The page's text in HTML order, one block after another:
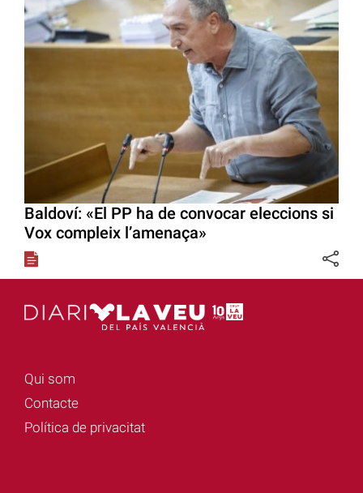
Baldoví: «El PP ha de convocar eleccions si
Vox compleix l’amenaça»
Qui som
Contacte
Política de privacitat